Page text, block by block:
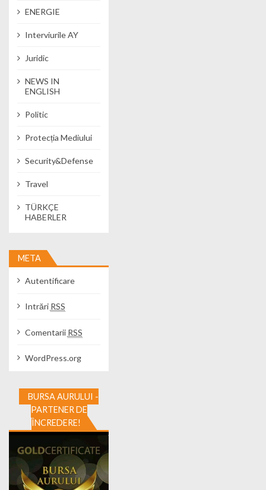
ENERGIE
Interviurile AY
Juridic
NEWS IN
ENGLISH
Politic
Protecția Mediului
Security&Defense
Travel
TÜRKÇE
HABERLER
META
Autentificare
Intrări RSS
Comentarii RSS
WordPress.org
BURSA AURULUI -
PARTENER DE
ÎNCREDERE!